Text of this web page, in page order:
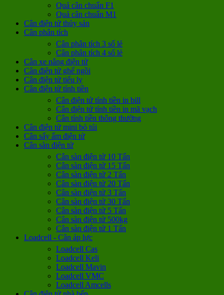
Quả cân chuẩn F1
Quả cân chuẩn M1
Cân điện tử thủy sản
Cân phân tích
Cân phân tích 3 số lẻ
Cân phân tích 4 số lẻ
Cân xe nâng điện tử
Cân điện tử ghế ngồi
Cân điện tử tiểu ly
Cân điện tử tính tiền
Cân điện tử tính tiền in bill
Cân điện tử tính tiền in mã vạch
Cân tính tiền thông thường
Cân điện tử mini bỏ túi
Cân sấy ẩm điện tử
Cân sàn điện tử
Cân sàn điện tử 10 Tấn
Cân sàn điện tử 15 Tấn
Cân sàn điện tử 2 Tấn
Cân sàn điện tử 20 Tấn
Cân sàn điện tử 3 Tấn
Cân sàn điện tử 30 Tấn
Cân sàn điện tử 5 Tấn
Cân sàn điện tử 500kg
Cân sàn điện tử 1 Tấn
Loadcell - Cân áp lực
Loadcell Cas
Loadcell Keli
Loadcell Mavin
Loadcell VMC
Loadcell Amcells